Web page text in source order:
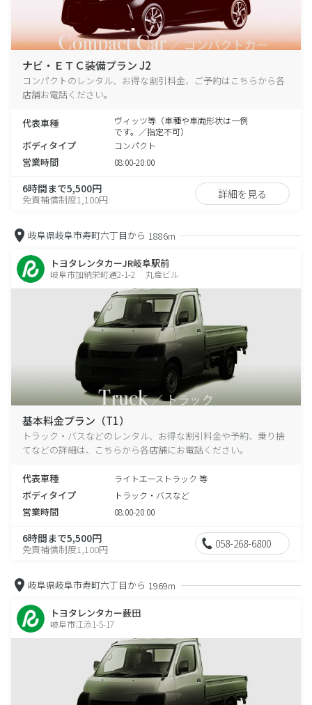
ナビ・ＥＴＣ装備プラン J2
コンパクトのレンタル、お得な割引料金、ご予約はこちらから各
店舗お電話ください。
代表車種
ヴィッツ等（車種や車両形状は一例
です。／指定不可）
ボディタイプ コンパクト
営業時間 08:00-20:00
6時間まで5,500円
免責補償制度1,100円 詳細を見る
岐阜県岐阜市寿町六丁目から 1886m
トヨタレンタカーJR岐阜駅前
岐阜市加納栄町通2-1-2 丸産ビル
基本料金プラン（T1）
トラック・バスなどのレンタル、お得な割引料金や予約、乗り捨
てなどの詳細は、こちらから各店舗にお電話ください。
代表車種 ライトエーストラック 等
ボディタイプ トラック・バスなど
営業時間 08:00-20:00
6時間まで5,500円
免責補償制度1,100円 058-268-6800
岐阜県岐阜市寿町六丁目から 1969m
トヨタレンタカー薮田
岐阜市江添1-5-17